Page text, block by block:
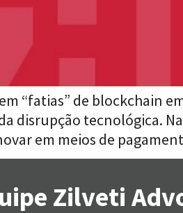
“fatias” de blockchain
disrupção tecnológica.
em meios de
Zilveti